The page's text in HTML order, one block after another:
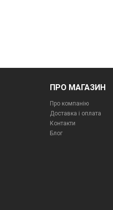
ПРО МАГАЗИН
Про компанiю
Доставка і оплата
Контакти
Блог